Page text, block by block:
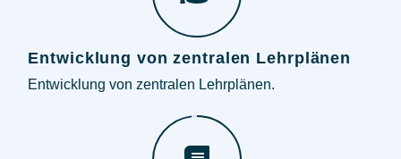
Entwicklung von zentralen Lehrplänen
Entwicklung von zentralen Lehrplänen.